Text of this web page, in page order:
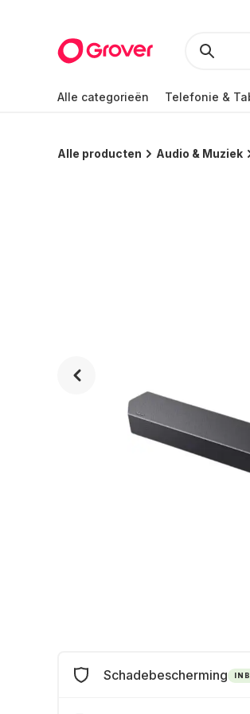
Alle categorieën Telefonie &
Alle producten Audio & Muziek
Schadebescherming